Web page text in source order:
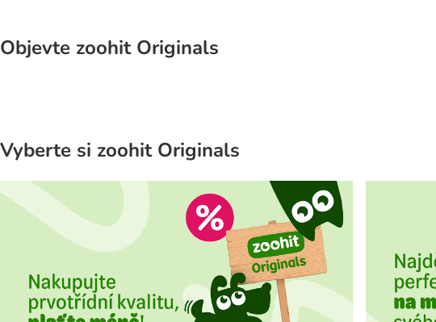
Objevte zoohit Originals
Vyberte si zoohit Originals